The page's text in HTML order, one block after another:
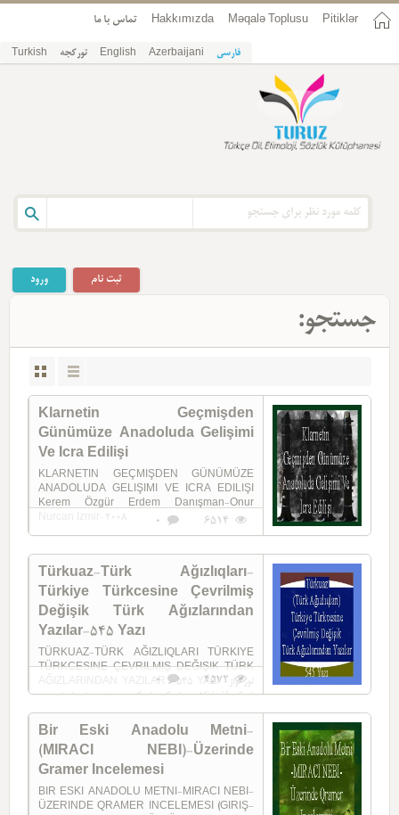
Pitiklər
Məqalə Toplusu
Hakkımızda تماس با ما
فارسی Azerbaijani
English تورکجه Turkish
ورود ثبت نام
جستجو:
Klarnetin Geçmişden
Günümüze Anadoluda Gelişimi
Ve Icra Edilişi
KLARNETIN GEÇMIŞDEN GÜNÜMÜZE
ANADOLUDA GELIŞIMI VE ICRA EDILIŞI
Kerem Özgür Erdem Danışman-Onur
6514
0
Türkuaz-Türk Ağızlıqları-
Türkiye Türkcesine Çevrilmiş
Değişik Türk Ağızlarından
Yazılar-545 Yazı
TÜRKUAZ-TÜRK AĞIZLIQLARI TÜRKIYE
TÜRKCESINE ÇEVRILMIŞ DEĞIŞIK TÜRK
AĞIZLARINDAN YAZILAR -545 YAZI تورکواز-
تورک آغیزلیقلاری تورکیه تورکجه سینه چئوریلمیش ده
غیشیک تورک آغیزلاریندان یازی‌لار-545 ...
4572
0
Bir Eski Anadolu Metni-
(MIRACI NEBI)-Üzerinde
Gramer Incelemesi
BIR ESKI ANADOLU METNI-MIRACI NEBI-
ÜZERINDE QRAMER INCELEMESI (GIRIŞ-